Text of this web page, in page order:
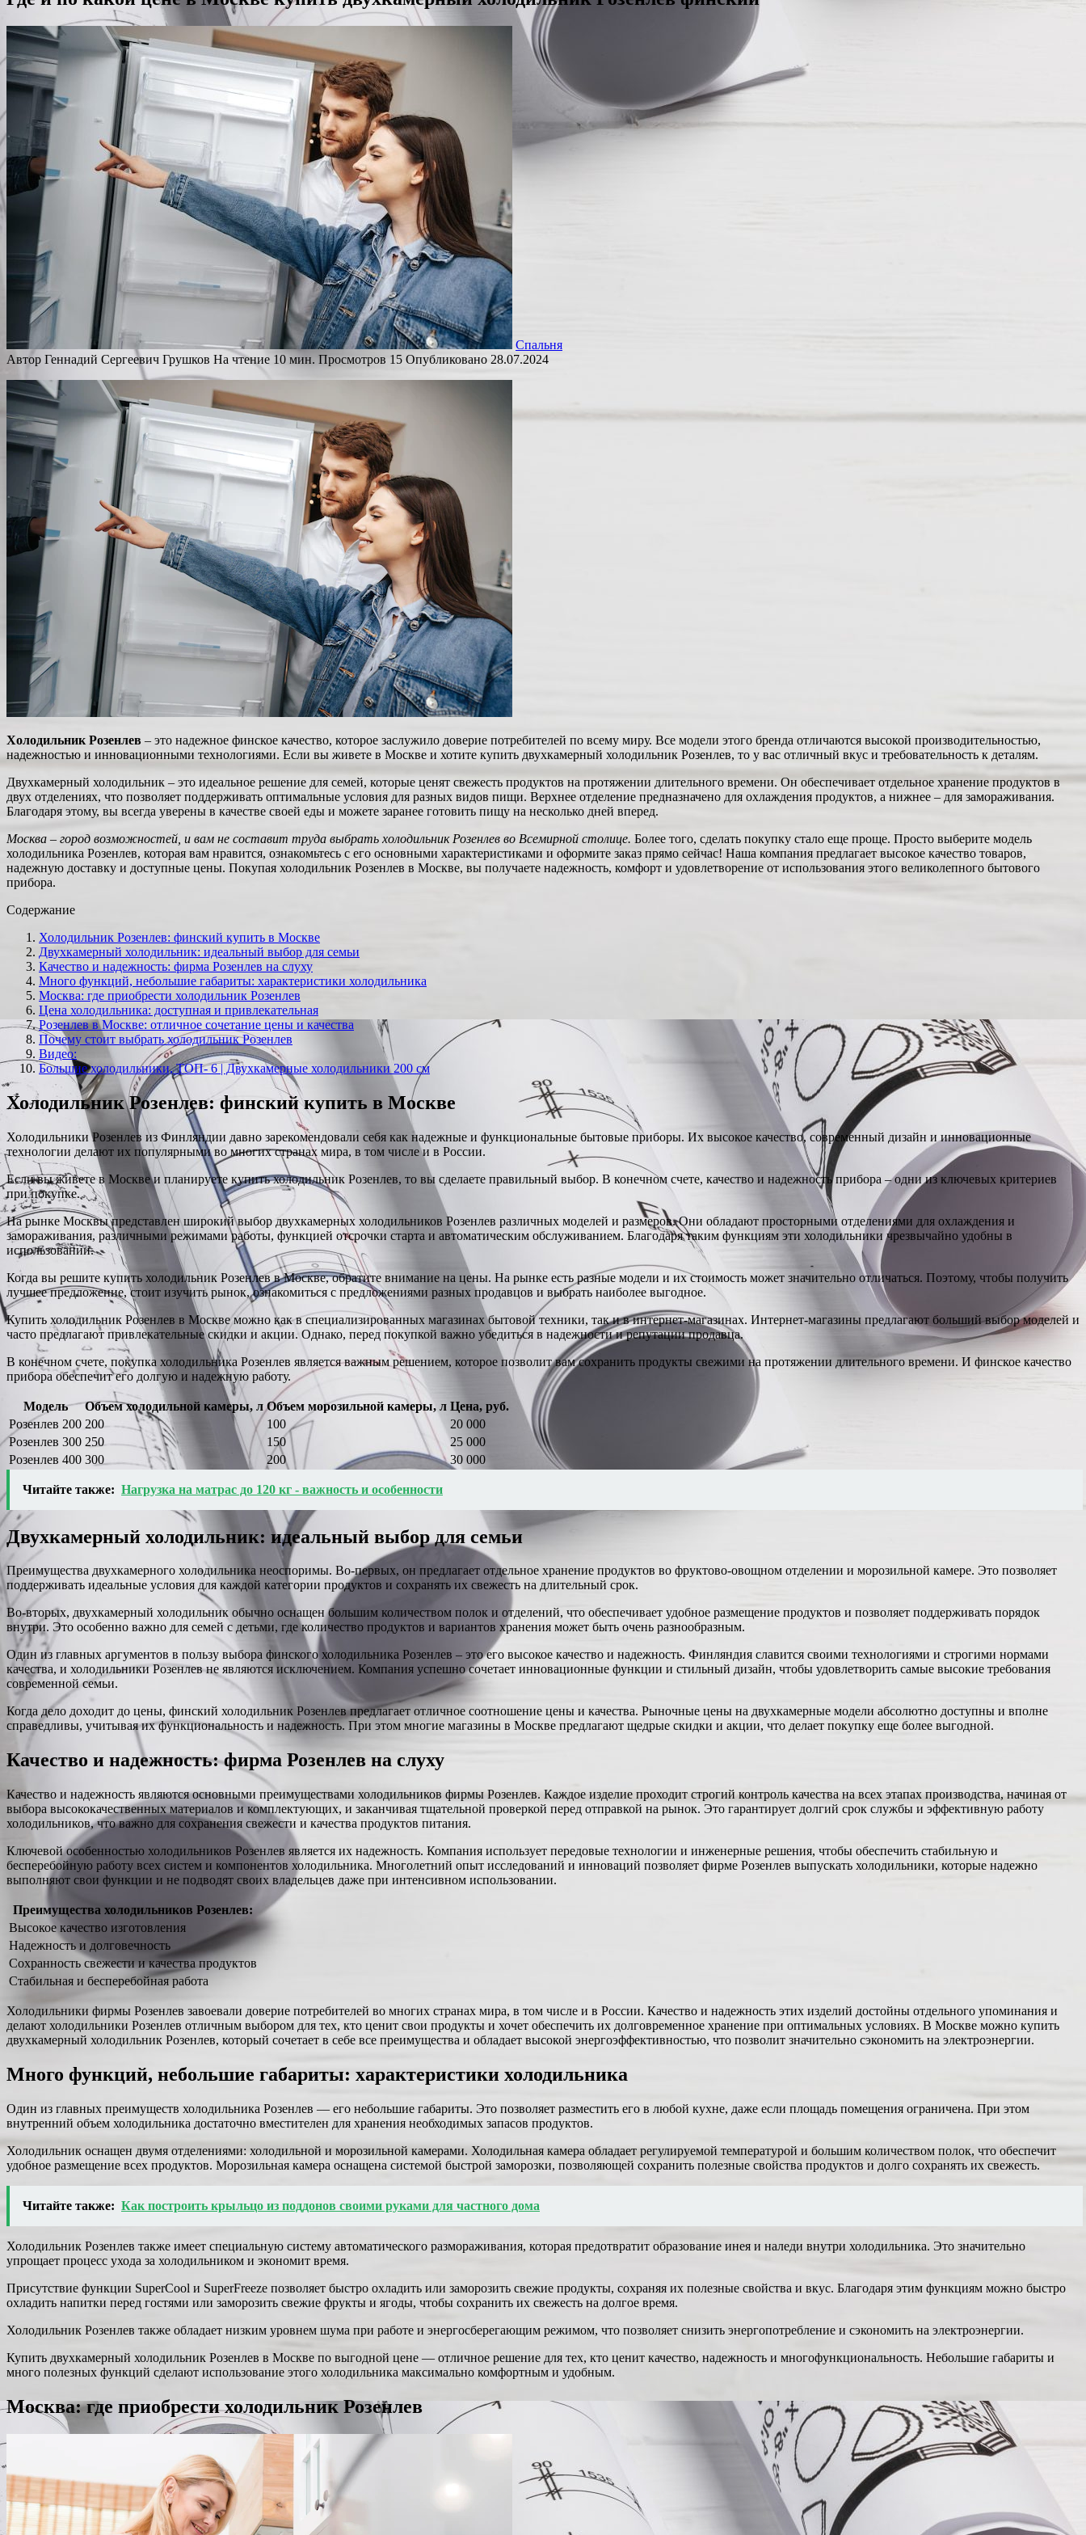
Спальня
Автор Геннадий Сергеевич Грушков На чтение 10 мин. Просмотров 15 Опубликовано 28.07.2024
Холодильник Розенлев – это надежное финское качество, которое заслужило доверие потребителей по всему миру. Все модели этого бренда отличаются высокой производительностью,
надежностью и инновационными технологиями. Если вы живете в Москве и хотите купить двухкамерный холодильник Розенлев, то у вас отличный вкус и требовательность к деталям.
Двухкамерный холодильник – это идеальное решение для семей, которые ценят свежесть продуктов на протяжении длительного времени. Он обеспечивает отдельное хранение продуктов в
двух отделениях, что позволяет поддерживать оптимальные условия для разных видов пищи. Верхнее отделение предназначено для охлаждения продуктов, а нижнее – для замораживания.
Благодаря этому, вы всегда уверены в качестве своей еды и можете заранее готовить пищу на несколько дней вперед.
Москва – город возможностей, и вам не составит труда выбрать холодильник Розенлев во Всемирной столице. Более того, сделать покупку стало еще проще. Просто выберите модель
холодильника Розенлев, которая вам нравится, ознакомьтесь с его основными характеристиками и оформите заказ прямо сейчас! Наша компания предлагает высокое качество товаров,
надежную доставку и доступные цены. Покупая холодильник Розенлев в Москве, вы получаете надежность, комфорт и удовлетворение от использования этого великолепного бытового
прибора.
Содержание
Холодильник Розенлев: финский купить в Москве
Двухкамерный холодильник: идеальный выбор для семьи
Качество и надежность: фирма Розенлев на слуху
Много функций, небольшие габариты: характеристики холодильника
Москва: где приобрести холодильник Розенлев
Цена холодильника: доступная и привлекательная
Розенлев в Москве: отличное сочетание цены и качества
Почему стоит выбрать холодильник Розенлев
Видео:
Большие холодильники, ТОП- 6 | Двухкамерные холодильники 200 см
Холодильник Розенлев: финский купить в Москве
Холодильники Розенлев из Финляндии давно зарекомендовали себя как надежные и функциональные бытовые приборы. Их высокое качество, современный дизайн и инновационные
технологии делают их популярными во многих странах мира, в том числе и в России.
Если вы живете в Москве и планируете купить холодильник Розенлев, то вы сделаете правильный выбор. В конечном счете, качество и надежность прибора – одни из ключевых критериев
при покупке.
На рынке Москвы представлен широкий выбор двухкамерных холодильников Розенлев различных моделей и размеров. Они обладают просторными отделениями для охлаждения и
замораживания, различными режимами работы, функцией отсрочки старта и автоматическим обслуживанием. Благодаря таким функциям эти холодильники чрезвычайно удобны в
использовании.
Когда вы решите купить холодильник Розенлев в Москве, обратите внимание на цены. На рынке есть разные модели и их стоимость может значительно отличаться. Поэтому, чтобы получить
лучшее предложение, стоит изучить рынок, ознакомиться с предложениями разных продавцов и выбрать наиболее выгодное.
Купить холодильник Розенлев в Москве можно как в специализированных магазинах бытовой техники, так и в интернет-магазинах. Интернет-магазины предлагают больший выбор моделей и
часто предлагают привлекательные скидки и акции. Однако, перед покупкой важно убедиться в надежности и репутации продавца.
В конечном счете, покупка холодильника Розенлев является важным решением, которое позволит вам сохранить продукты свежими на протяжении длительного времени. И финское качество
прибора обеспечит его долгую и надежную работу.
Модель Объем холодильной камеры, л Объем морозильной камеры, л Цена, руб.
Розенлев 200 200 100
20 000
Розенлев 300 250 150
25 000
Розенлев 400 300 200 30 000
Читайте также: Нагрузка на матрас до 120 кг - важность и особенности
Двухкамерный холодильник: идеальный выбор для семьи
Преимущества двухкамерного холодильника неоспоримы. Во-первых, он предлагает отдельное хранение продуктов во фруктово-овощном отделении и морозильной камере. Это позволяет
поддерживать идеальные условия для каждой категории продуктов и сохранять их свежесть на длительный срок.
Во-вторых, двухкамерный холодильник обычно оснащен большим количеством полок и отделений, что обеспечивает удобное размещение продуктов и позволяет поддерживать порядок
внутри. Это особенно важно для семей с детьми, где количество продуктов и вариантов хранения может быть очень разнообразным.
Один из главных аргументов в пользу выбора финского холодильника Розенлев – это его высокое качество и надежность. Финляндия славится своими технологиями и строгими нормами
качества, и холодильники Розенлев не являются исключением. Компания успешно сочетает инновационные функции и стильный дизайн, чтобы удовлетворить самые высокие требования
современной семьи.
Когда дело доходит до цены, финский холодильник Розенлев предлагает отличное соотношение цены и качества. Рыночные цены на двухкамерные модели абсолютно доступны и вполне
справедливы, учитывая их функциональность и надежность. При этом многие магазины в Москве предлагают щедрые скидки и акции, что делает покупку еще более выгодной.
Качество и надежность: фирма Розенлев на слуху
Качество и надежность являются основными преимуществами холодильников фирмы Розенлев. Каждое изделие проходит строгий контроль качества на всех этапах производства, начиная от
выбора высококачественных материалов и комплектующих, и заканчивая тщательной проверкой перед отправкой на рынок. Это гарантирует долгий срок службы и эффективную работу
холодильников, что важно для сохранения свежести и качества продуктов питания.
Ключевой особенностью холодильников Розенлев является их надежность. Компания использует передовые технологии и инженерные решения, чтобы обеспечить стабильную и
бесперебойную работу всех систем и компонентов холодильника. Многолетний опыт исследований и инноваций позволяет фирме Розенлев выпускать холодильники, которые надежно
выполняют свои функции и не подводят своих владельцев даже при интенсивном использовании.
Преимущества холодильников Розенлев:
Высокое качество изготовления
Надежность и долговечность
Сохранность свежести и качества продуктов
Стабильная и бесперебойная работа
Холодильники фирмы Розенлев завоевали доверие потребителей во многих странах мира, в том числе и в России. Качество и надежность этих изделий достойны отдельного упоминания и
делают холодильники Розенлев отличным выбором для тех, кто ценит свои продукты и хочет обеспечить их долговременное хранение при оптимальных условиях. В Москве можно купить
двухкамерный холодильник Розенлев, который сочетает в себе все преимущества и обладает высокой энергоэффективностью, что позволит значительно сэкономить на электроэнергии.
Много функций, небольшие габариты: характеристики холодильника
Один из главных преимуществ холодильника Розенлев — его небольшие габариты. Это позволяет разместить его в любой кухне, даже если площадь помещения ограничена. При этом
внутренний объем холодильника достаточно вместителен для хранения необходимых запасов продуктов.
Холодильник оснащен двумя отделениями: холодильной и морозильной камерами. Холодильная камера обладает регулируемой температурой и большим количеством полок, что обеспечит
удобное размещение всех продуктов. Морозильная камера оснащена системой быстрой заморозки, позволяющей сохранить полезные свойства продуктов и долго сохранять их свежесть.
Читайте также: Как построить крыльцо из поддонов своими руками для частного дома
Холодильник Розенлев также имеет специальную систему автоматического размораживания, которая предотвратит образование инея и наледи внутри холодильника. Это значительно
упрощает процесс ухода за холодильником и экономит время.
Присутствие функции SuperCool и SuperFreeze позволяет быстро охладить или заморозить свежие продукты, сохраняя их полезные свойства и вкус. Благодаря этим функциям можно быстро
охладить напитки перед гостями или заморозить свежие фрукты и ягоды, чтобы сохранить их свежесть на долгое время.
Холодильник Розенлев также обладает низким уровнем шума при работе и энергосберегающим режимом, что позволяет снизить энергопотребление и сэкономить на электроэнергии.
Купить двухкамерный холодильник Розенлев в Москве по выгодной цене — отличное решение для тех, кто ценит качество, надежность и многофункциональность. Небольшие габариты и
много полезных функций сделают использование этого холодильника максимально комфортным и удобным.
Москва: где приобрести холодильник Розенлев